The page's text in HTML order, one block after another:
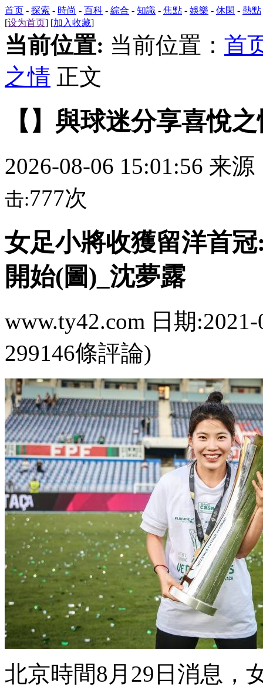
首页 - 探索 - 時尚 - 百科 - 綜合 - 知識 - 焦點 - 娛樂 - 休閑 - 熱點
[设为首页] [加入收藏]
当前位置: 当前位置： 首
之情 正文
【】與球迷分享喜悅
2026-08-06 15:01:56 来源
击:777次
女足小將收獲留洋首
開始(圖)_沈夢露
www.ty42.com 日期
299146條評論)
北京時間8月29日消息